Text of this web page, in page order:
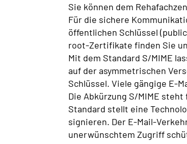
Sie können dem
Für die sichere
öffentlichen Schlüssel
root-Zertifikate finden Sie
Mit dem Standard S/MIME
auf der asymmetrischen
Schlüssel. Viele gängige E-
Die Abkürzung S/MIME
Standard stellt eine
signieren. Der E-Mail-
unerwünschtem Zugriff